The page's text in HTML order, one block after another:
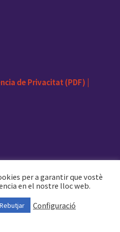
de Privacitat (PDF) |
510-28-85
per a garantir que vostè
en el nostre lloc web.
Rebutjar Configuració